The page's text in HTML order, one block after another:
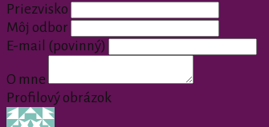
Priezvisko
Môj odbor
E-mail
(povinný)
O mne
Profilový obrázok